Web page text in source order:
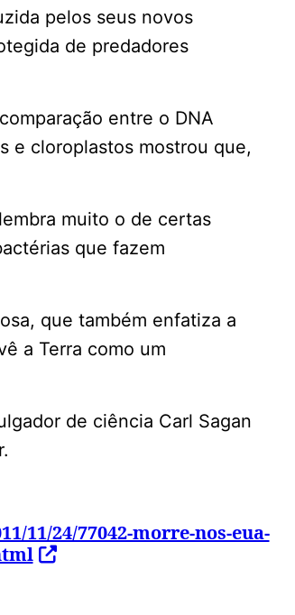
pelos seus novos
de predadores
entre o DNA
e cloroplastos mostrou que,
muito o de certas
que fazem
que também enfatiza a
a Terra como um
de ciência Carl Sagan
11/24/77042-morre-nos-eua-